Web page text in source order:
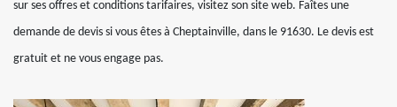
sur ses offres et conditions tarifaires, visitez son site web. Faîtes une
demande de devis si vous êtes à Cheptainville, dans le 91630. Le devis est
gratuit et ne vous engage pas.